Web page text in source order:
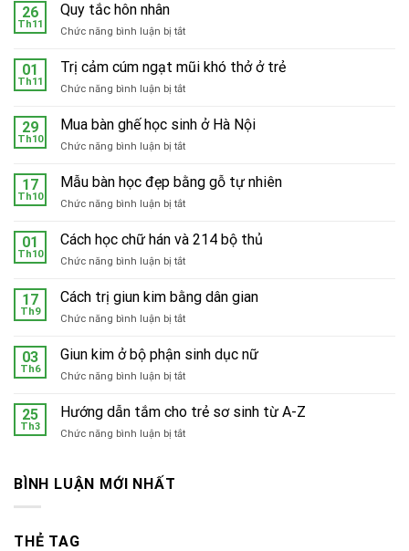
26
Th11
Quy tắc hôn nhân
Chức năng bình luận bị tắtở
tắc
nhân
01
Th11
Trị cảm cúm ngạt mũi khó thở ở trẻ
Chức năng bình luận bị tắtở
cảm
ngạt
khó
29
Th10
Mua bàn ghế học sinh ở Hà Nội
Chức năng bình luận bị tắtở
bàn
ghế
học
ở
17
Th10
Mẫu bàn học đẹp bằng gỗ tự nhiên
Chức năng bình luận bị tắtở
bàn
đẹp
gỗ
01
Th10
Cách học chữ hán và 214 bộ thủ
Chức năng bình luận bị tắtở
học
chữ
hán
214
17
Th9
Cách trị giun kim bằng dân gian
Chức năng bình luận bị tắtở
trị
kim
dân
03
Th6
Giun kim ở bộ phận sinh dục nữ
Chức năng bình luận bị tắtở
kim
bộ
25
Th3
Hướng dẫn tắm cho trẻ sơ sinh từ A-Z
Chức năng bình luận bị tắtở
BÌNH LUẬN MỚI NHẤT
THẺ TAG